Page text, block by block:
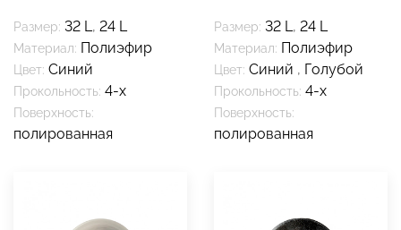
Размер: 32 L, 24 L
Материал: Полиэфир
Цвет: Синий
Прокольность: 4-х
Поверхность:
полированная
Размер: 32 L, 24 L
Материал: Полиэфир
Цвет: Синий , Голубой
Прокольность: 4-х
Поверхность:
полированная